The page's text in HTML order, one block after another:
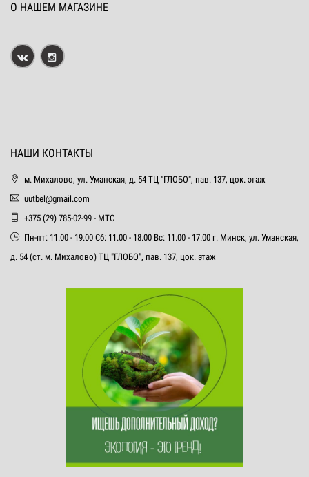
О НАШЕМ МАГАЗИНЕ
НАШИ КОНТАКТЫ
м. Михалово, ул. Уманская, д. 54 ТЦ "ГЛОБО", пав. 137, цок. этаж
uutbel@gmail.com
+375 (29) 785-02-99 - МТС
Пн-пт: 11.00 - 19.00 Сб: 11.00 - 18.00 Вс: 11.00 - 17.00 г. Минск, ул. Уманская,
д. 54 (ст. м. Михалово) ТЦ "ГЛОБО", пав. 137, цок. этаж